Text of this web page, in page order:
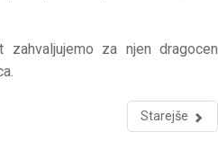
za njen dragocen
Starejše